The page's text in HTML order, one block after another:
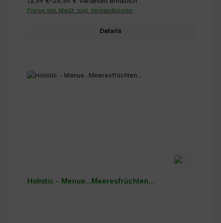
Preise inkl. MwSt. zzgl. Versandkosten
Details
Holistic - Menue...Meeresfrüchten...